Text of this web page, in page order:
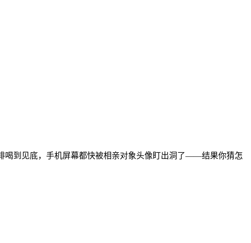
喝到见底，手机屏幕都快被相亲对象头像盯出洞了——结果你猜怎